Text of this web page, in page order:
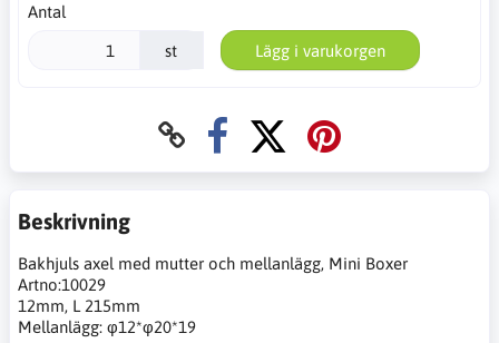
Antal
st Lägg i varukorgen
Beskrivning
Bakhjuls axel med mutter och mellanlägg, Mini Boxer
Artno:10029
12mm, L 215mm
Mellanlägg: φ12*φ20*19